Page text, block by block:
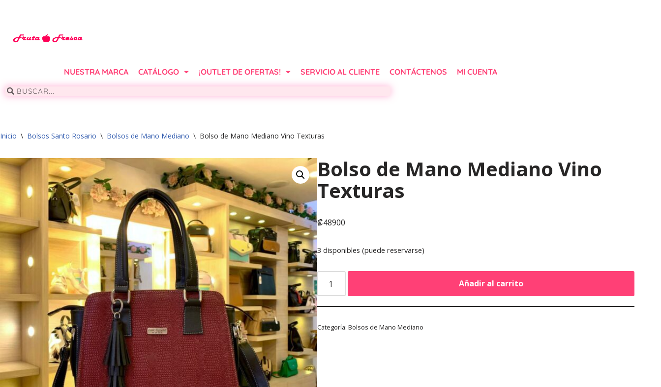
al
NUESTRA MARCA CATÁLOGO ¡OUTLET DE OFERTAS! SERVICIO AL CLIENTE CONTÁCTENOS MI CUENTA
Inicio \ Bolsos Santo Rosario \ Bolsos de Mano Mediano \ Bolso de Mano Mediano Vino Texturas
Bolso de Mano Mediano Vino
Texturas
₡48900
3 disponibles (puede reservarse)
Añadir al carrito
Categoría:Bolsos de Mano Mediano